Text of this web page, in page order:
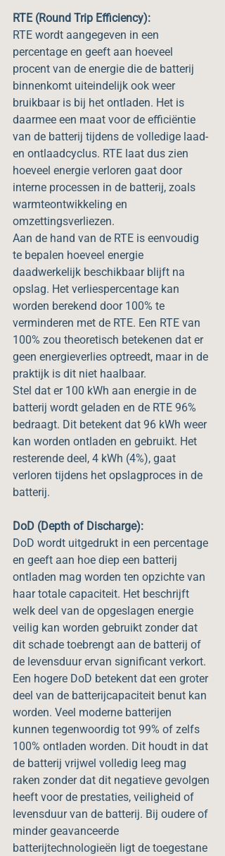
RTE (Round Trip Efficiency):
RTE wordt aangegeven in een
percentage en geeft aan hoeveel
procent van de energie die de batterij
binnenkomt uiteindelijk ook weer
bruikbaar is bij het ontladen. Het is
daarmee een maat voor de efficiëntie
van de batterij tijdens de volledige laad-
en ontlaadcyclus. RTE laat dus zien
hoeveel energie verloren gaat door
interne processen in de batterij, zoals
warmteontwikkeling en
omzettingsverliezen.
Aan de hand van de RTE is eenvoudig
te bepalen hoeveel energie
daadwerkelijk beschikbaar blijft na
opslag. Het verliespercentage kan
worden berekend door 100% te
verminderen met de RTE. Een RTE van
100% zou theoretisch betekenen dat er
geen energieverlies optreedt, maar in de
praktijk is dit niet haalbaar.
Stel dat er 100 kWh aan energie in de
batterij wordt geladen en de RTE 96%
bedraagt. Dit betekent dat 96 kWh weer
kan worden ontladen en gebruikt. Het
resterende deel, 4 kWh (4%), gaat
verloren tijdens het opslagproces in de
batterij.
DoD (Depth of Discharge):
DoD wordt uitgedrukt in een percentage
en geeft aan hoe diep een batterij
ontladen mag worden ten opzichte van
haar totale capaciteit. Het beschrijft
welk deel van de opgeslagen energie
veilig kan worden gebruikt zonder dat
dit schade toebrengt aan de batterij of
de levensduur ervan significant verkort.
Een hogere DoD betekent dat een groter
deel van de batterijcapaciteit benut kan
worden. Veel moderne batterijen
kunnen tegenwoordig tot 99% of zelfs
100% ontladen worden. Dit houdt in dat
de batterij vrijwel volledig leeg mag
raken zonder dat dit negatieve gevolgen
heeft voor de prestaties, veiligheid of
levensduur van de batterij. Bij oudere of
minder geavanceerde
batterijtechnologieën ligt de toegestane